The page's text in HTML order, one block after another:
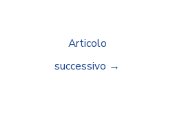
Articolo
successivo →